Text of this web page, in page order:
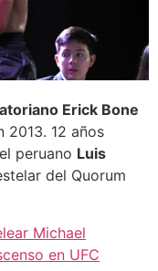
Erick Bone
2013. 12 años
peruano Luis
del Quorum
Michael
en UFC